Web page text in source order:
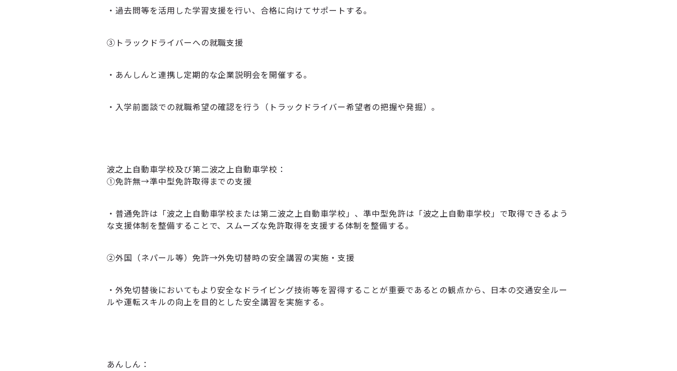
・過去問等を活用した学習支援を行い、合格に向けてサポートする。
③トラックドライバーへの就職支援
・あんしんと連携し定期的な企業説明会を開催する。
・入学前面談での就職希望の確認を行う（トラックドライバー希望者の把握や発掘）。
波之上自動車学校及び第二波之上自動車学校：
①免許無→準中型免許取得までの支援
・普通免許は「波之上自動車学校または第二波之上自動車学校」、準中型免許は「波之上自動車学校」で取得できるよう
な支援体制を整備することで、スムーズな免許取得を支援する体制を整備する。
②外国（ネパール等）免許→外免切替時の安全講習の実施・支援
・外免切替後においてもより安全なドライビング技術等を習得することが重要であるとの観点から、日本の交通安全ルー
ルや運転スキルの向上を目的とした安全講習を実施する。
あんしん：